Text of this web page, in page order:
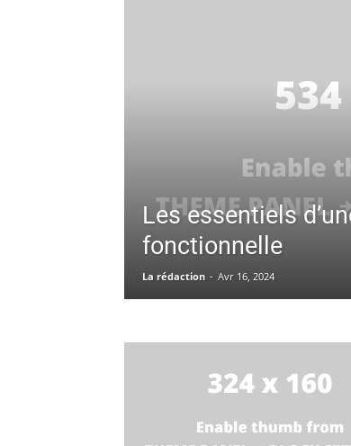
Les essentiels
fonctionnelle
La rédaction - Avr 16, 2024